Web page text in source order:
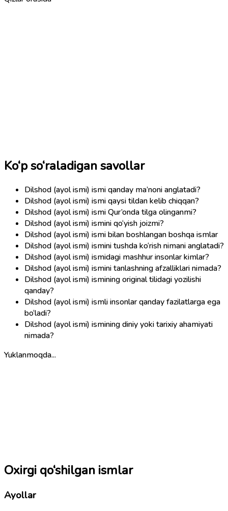
Ko‘p so‘raladigan savollar
Dilshod (ayol ismi) ismi qanday ma’noni anglatadi?
Dilshod (ayol ismi) ismi qaysi tildan kelib chiqqan?
Dilshod (ayol ismi) ismi Qur’onda tilga olinganmi?
Dilshod (ayol ismi) ismini qo‘yish joizmi?
Dilshod (ayol ismi) ismi bilan boshlangan boshqa ismlar
Dilshod (ayol ismi) ismini tushda ko‘rish nimani anglatadi?
Dilshod (ayol ismi) ismidagi mashhur insonlar kimlar?
Dilshod (ayol ismi) ismini tanlashning afzalliklari nimada?
Dilshod (ayol ismi) ismining original tilidagi yozilishi
qanday?
Dilshod (ayol ismi) ismli insonlar qanday fazilatlarga ega
bo‘ladi?
Dilshod (ayol ismi) ismining diniy yoki tarixiy ahamiyati
nimada?
Yuklanmoqda...
Oxirgi qo‘shilgan ismlar
Ayollar